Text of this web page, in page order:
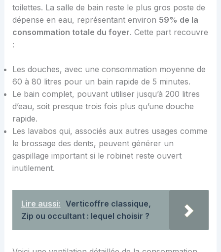
toilettes. La salle de bain reste le plus gros poste de
dépense en eau, représentant environ 59% de la
consommation totale du foyer. Cette part recouvre
:
Les douches, avec une consommation moyenne de
60 à 80 litres pour un bain rapide de 5 minutes.
Le bain complet, pouvant utiliser jusqu’à 200 litres
d’eau, soit presque trois fois plus qu’une douche
rapide.
Les lavabos qui, associés aux autres usages comme
le brossage des dents, peuvent générer un
gaspillage important si le robinet reste ouvert
inutilement.
Lire aussi: Verticoffre classique,
Zip ou occultant : lequel choisir ?